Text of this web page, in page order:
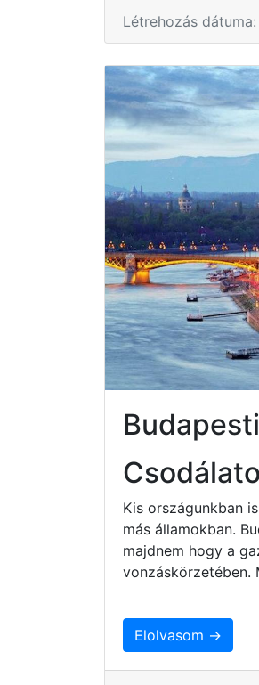
Létrehozás
Kis országunkban
más államokban.
majdnem hogy a
vonzáskörzetében.
Elolvasom →